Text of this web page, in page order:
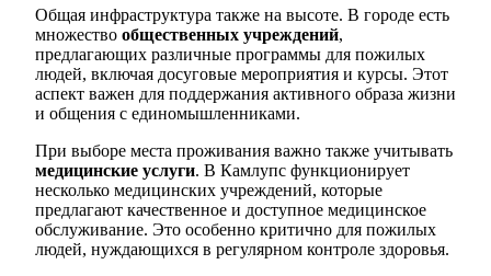
Общая инфраструктура также на высоте. В городе есть
множество общественных учреждений,
предлагающих различные программы для пожилых
людей, включая досуговые мероприятия и курсы. Этот
аспект важен для поддержания активного образа жизни
и общения с единомышленниками.
При выборе места проживания важно также учитывать
медицинские услуги. В Камлупс функционирует
несколько медицинских учреждений, которые
предлагают качественное и доступное медицинское
обслуживание. Это особенно критично для пожилых
людей, нуждающихся в регулярном контроле здоровья.